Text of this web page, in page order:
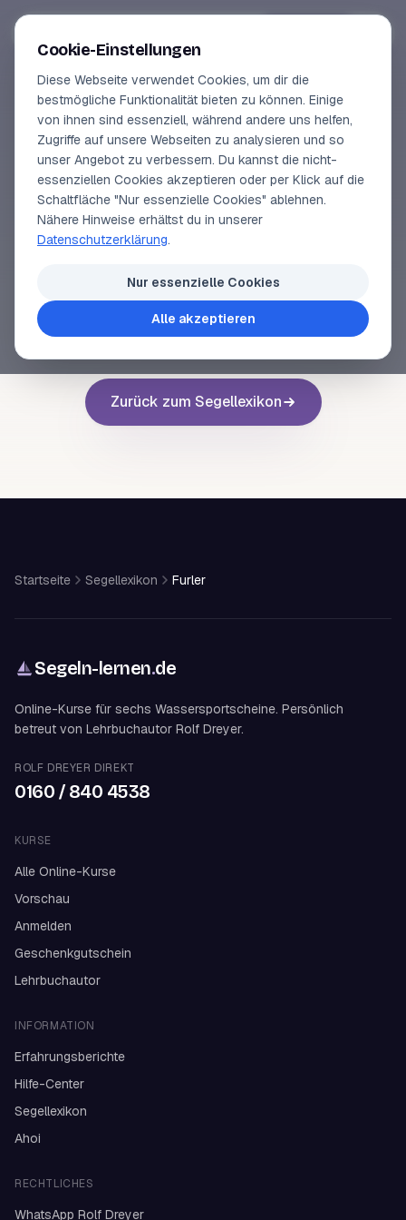
Online-Kurse
Vorschau
Erfahrungen
Lehrbuchautor
SEGELLEXIKON
Furler
Rolleinrichtung für einVorsegel.
Voriger Begriff Nächster Begriff
Zurück zum Segellexikon
Startseite Segellexikon Furler
Segeln-lernen.de
Online-Kurse für sechs Wassersportscheine. Persönlich
betreut von Lehrbuchautor Rolf Dreyer.
ROLF DREYER DIREKT
0160 / 840 4538
KURSE
Alle Online-Kurse
Vorschau
Anmelden
Geschenkgutschein
Lehrbuchautor
INFORMATION
Erfahrungsberichte
Hilfe-Center
Segellexikon
Ahoi
RECHTLICHES
WhatsApp Rolf Dreyer
Cookie-Einstellungen
Diese Webseite verwendet Cookies, um dir die
bestmögliche Funktionalität bieten zu können. Einige
von ihnen sind essenziell, während andere uns helfen,
Zugriffe auf unsere Webseiten zu analysieren und so
unser Angebot zu verbessern. Du kannst die nicht-
essenziellen Cookies akzeptieren oder per Klick auf die
Schaltfläche "Nur essenzielle Cookies" ablehnen.
Nähere Hinweise erhältst du in unserer
Datenschutzerklärung.
Nur essenzielle Cookies
Alle akzeptieren